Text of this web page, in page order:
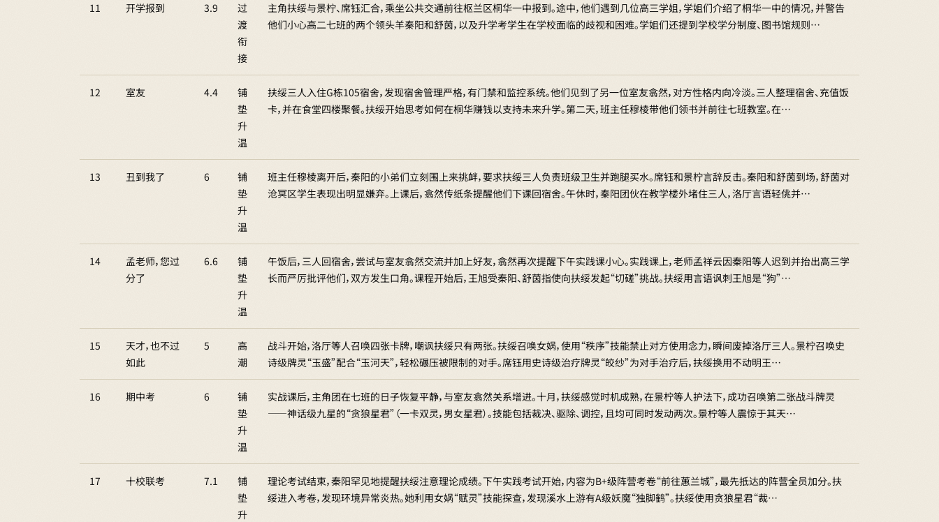
11 开学报到 3.9
过
渡
衔
接
主角扶绥与景柠、席钰汇合，乘坐公共交通前往枢兰区桐华一中报到。途中，他们遇到几位高三学姐，学姐们介绍了桐华一中的情况，并警告
他们小心高二七班的两个领头羊秦阳和舒茵，以及升学考学生在学校面临的歧视和困难。学姐们还提到学校学分制度、图书馆规则…
12 室友 4.4
铺
垫
升
温
扶绥三人入住G栋105宿舍，发现宿舍管理严格，有门禁和监控系统。他们见到了另一位室友翕然，对方性格内向冷淡。三人整理宿舍、充值饭
卡，并在食堂四楼聚餐。扶绥开始思考如何在桐华赚钱以支持未来升学。第二天，班主任穆棱带他们领书并前往七班教室。在…
13 丑到我了 6
铺
垫
升
温
班主任穆棱离开后，秦阳的小弟们立刻围上来挑衅，要求扶绥三人负责班级卫生并跑腿买水。席钰和景柠言辞反击。秦阳和舒茵到场，舒茵对
沧冥区学生表现出明显嫌弃。上课后，翕然传纸条提醒他们下课回宿舍。午休时，秦阳团伙在教学楼外堵住三人，洛厅言语轻佻并…
14
孟老师，您过
分了
6.6
铺
垫
升
温
午饭后，三人回宿舍，尝试与室友翕然交流并加上好友，翕然再次提醒下午实践课小心。实践课上，老师孟祥云因秦阳等人迟到并抬出高三学
长而严厉批评他们，双方发生口角。课程开始后，王旭受秦阳、舒茵指使向扶绥发起“切磋”挑战。扶绥用言语讽刺王旭是“狗”…
15
天才，也不过
如此
5
高
潮
战斗开始，洛厅等人召唤四张卡牌，嘲讽扶绥只有两张。扶绥召唤女娲，使用“秩序”技能禁止对方使用念力，瞬间废掉洛厅三人。景柠召唤史
诗级牌灵“玉盛”配合“玉河天”，轻松碾压被限制的对手。席钰用史诗级治疗牌灵“皎纱”为对手治疗后，扶绥换用不动明王…
16 期中考 6
铺
垫
升
温
实战课后，主角团在七班的日子恢复平静，与室友翕然关系增进。十月，扶绥感觉时机成熟，在景柠等人护法下，成功召唤第二张战斗牌灵
——神话级九星的“贪狼星君”（一卡双灵，男女星君）。技能包括裁决、驱除、调控，且均可同时发动两次。景柠等人震惊于其天…
17 十校联考 7.1
铺
垫
升
理论考试结束，秦阳罕见地提醒扶绥注意理论成绩。下午实践考试开始，内容为B+级阵营考卷“前往蕙兰城”，最先抵达的阵营全员加分。扶
绥进入考卷，发现环境异常炎热。她利用女娲“赋灵”技能探查，发现溪水上游有A级妖魔“独脚鹤”。扶绥使用贪狼星君“裁…